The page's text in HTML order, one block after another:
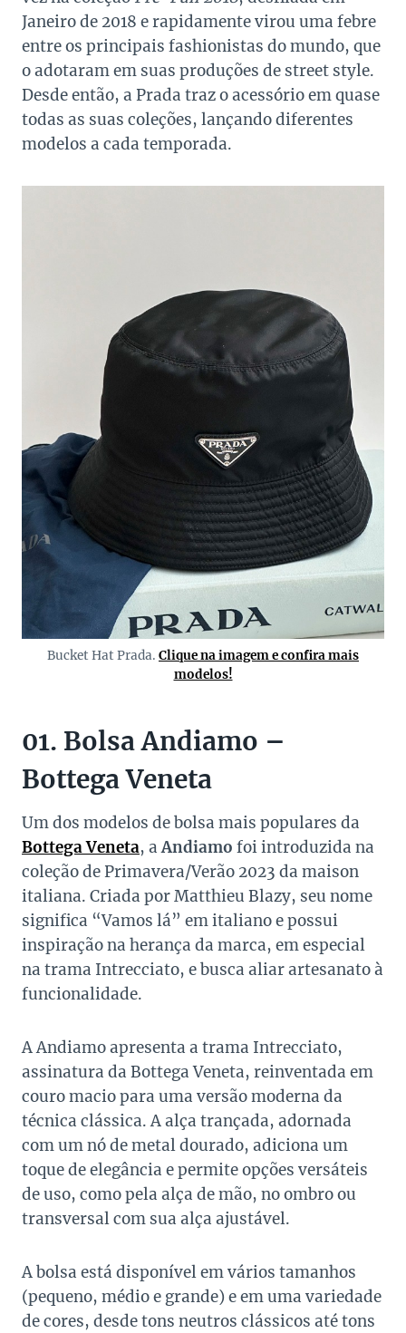
Janeiro de 2018 e rapidamente virou uma febre
entre os principais fashionistas do mundo, que
o adotaram em suas produções de street style.
Desde então, a Prada traz o acessório em quase
todas as suas coleções, lançando diferentes
modelos a cada temporada.
Bucket Hat Prada. Clique na imagem e confira mais
modelos!
01. Bolsa Andiamo –
Bottega Veneta
Um dos modelos de bolsa mais populares da
Bottega Veneta, aAndiamo foi introduzida na
coleção de Primavera/Verão 2023 da maison
italiana. Criada por Matthieu Blazy, seu nome
significa “Vamos lá” em italiano e possui
inspiração na herança da marca, em especial
na trama Intrecciato, e busca aliar artesanato à
funcionalidade.
A Andiamo apresenta a trama Intrecciato,
assinatura da Bottega Veneta, reinventada em
couro macio para uma versão moderna da
técnica clássica. A alça trançada, adornada
com um nó de metal dourado, adiciona um
toque de elegância e permite opções versáteis
de uso, como pela alça de mão, no ombro ou
transversal com sua alça ajustável.
A bolsa está disponível em vários tamanhos
(pequeno, médio e grande) e em uma variedade
de cores, desde tons neutros clássicos até tons